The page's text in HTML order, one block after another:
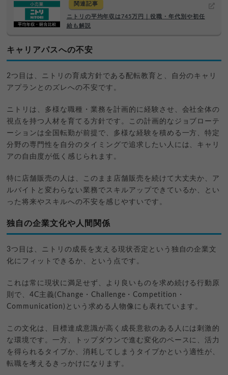
関連記事
ニトリの平均年収は745万円｜役職・年代別や初任
給も解説
キャリアパスへの不安
2つ目は、ニトリの育成方針である配転教育と、自分のキャリ
アプランとのズレへの不安です。
ニトリは、多様な職種・業務を計画的に経験させ、会社全体の
視点を持つ人材を育てる方針です。この計画的なジョブローテ
ーションは全国転勤が前提で、多様な経験を積める一方、特定
分野の専門性を自分のタイミングで追求したい人には、キャリ
アの自由度が低く感じられます。
特に店舗販売の人は、このまま店舗販売を続けて大丈夫か、ア
ルバイトと変わらない業務でスキルアップできているか、とい
った将来やスキルへの不安を感じやすいです。
独自の企業文化や人間関係
3つ目は、ニトリの成長を支える現状否定という独自の企業文
化にフィットできるか、という点です。
これは常に現状に満足せず、より良いものを求め続ける行動原
則で、4C主義(Change・Challenge・Competition・
Communication)という求める人物像にも表れています。
この文化は、目標達成意識が高く成長意欲のある人には刺激的
な環境です。一方、トップダウンで進む変化のペースに、活力
を得られるタイプか、消耗してしまうタイプかという適性が、
転職を考えるきっかけになります。